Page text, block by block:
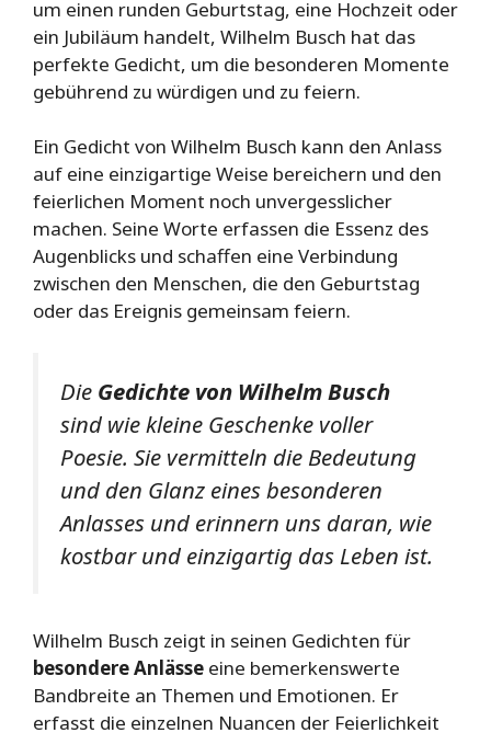
um einen runden Geburtstag, eine Hochzeit oder
ein Jubiläum handelt, Wilhelm Busch hat das
perfekte Gedicht, um die besonderen Momente
gebührend zu würdigen und zu feiern.
Ein Gedicht von Wilhelm Busch kann den Anlass
auf eine einzigartige Weise bereichern und den
feierlichen Moment noch unvergesslicher
machen. Seine Worte erfassen die Essenz des
Augenblicks und schaffen eine Verbindung
zwischen den Menschen, die den Geburtstag
oder das Ereignis gemeinsam feiern.
Die Gedichte von Wilhelm Busch
sind wie kleine Geschenke voller
Poesie. Sie vermitteln die Bedeutung
und den Glanz eines besonderen
Anlasses und erinnern uns daran, wie
kostbar und einzigartig das Leben ist.
Wilhelm Busch zeigt in seinen Gedichten für
besondere Anlässe eine bemerkenswerte
Bandbreite an Themen und Emotionen. Er
erfasst die einzelnen Nuancen der Feierlichkeit